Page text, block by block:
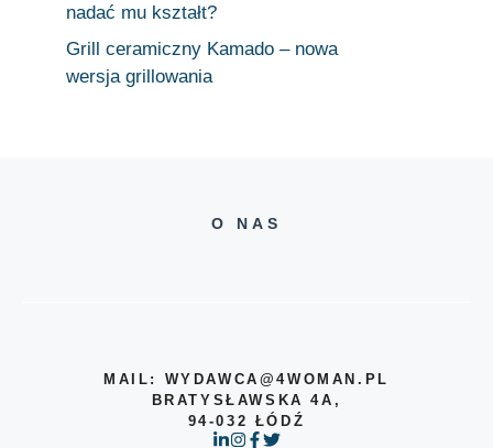
nadać mu kształt?
Grill ceramiczny Kamado – nowa
wersja grillowania
O NAS
MAIL: WYDAWCA@4WOMAN.PL
BRATYSŁAWSKA 4A,
94-032 ŁÓDŹ